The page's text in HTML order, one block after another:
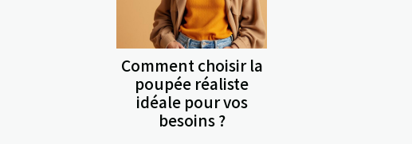
Comment choisir la
poupée réaliste
idéale pour vos
besoins ?